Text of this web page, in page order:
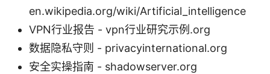
en.wikipedia.org/wiki/Artificial_intelligence
VPN行业报告 - vpn行业研究示例.org
数据隐私守则 - privacyinternational.org
安全实操指南 - shadowserver.org